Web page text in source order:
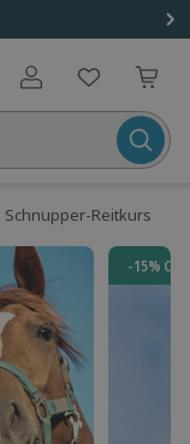
Benutzerkonto
Schnupper-Reitkurs
-15%